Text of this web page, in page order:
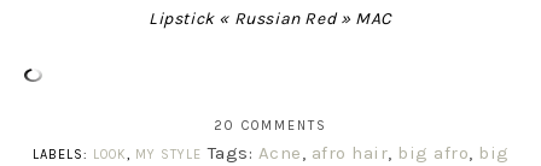
Lipstick « Russian Red » MAC
20 COMMENTS
LABELS:
LOOK, MY STYLE Tags: Acne, afro hair, big afro, big